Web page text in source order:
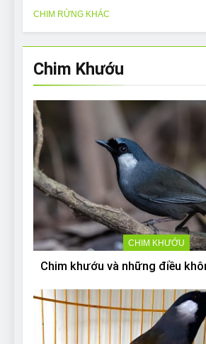
CHIM RỪNG KHÁC
Chim Khướu
CHIM KHƯỚU
Chim khướu và những điều